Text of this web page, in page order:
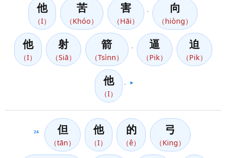
他
（I）
苦
（Khóo）
害
（Hāi）
向
（hiòng）
他
（I）
射
（Siā）
箭
（Tsìnn）
逼
（Pik）
迫
（Pik）
他
（I）
▶️
24 但
（tān）
他
（I）
的
（ê）
弓
（King）